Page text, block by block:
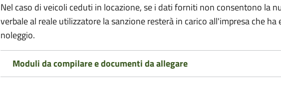
Nel caso di veicoli ceduti in locazione, se i dati forniti non consentono la
verbale al reale utilizzatore la sanzione resterà in carico all'impresa che
noleggio.
Moduli da compilare e documenti da allegare